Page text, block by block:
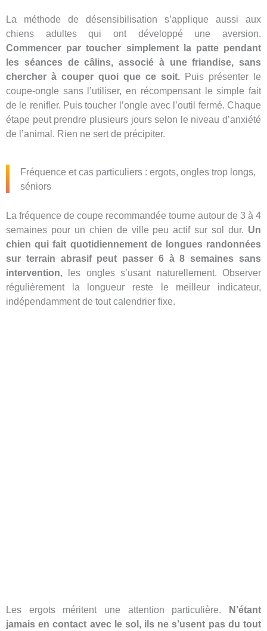
La méthode de désensibilisation s’applique aussi aux
chiens adultes qui ont développé une aversion.
Commencer par toucher simplement la patte pendant
les séances de câlins, associé à une friandise, sans
chercher à couper quoi que ce soit. Puis présenter le
coupe-ongle sans l’utiliser, en récompensant le simple fait
de le renifler. Puis toucher l’ongle avec l’outil fermé. Chaque
étape peut prendre plusieurs jours selon le niveau d’anxiété
de l’animal. Rien ne sert de précipiter.
Fréquence et cas particuliers : ergots, ongles trop longs,
séniors
La fréquence de coupe recommandée tourne autour de 3 à 4
semaines pour un chien de ville peu actif sur sol dur. Un
chien qui fait quotidiennement de longues randonnées
sur terrain abrasif peut passer 6 à 8 semaines sans
intervention, les ongles s’usant naturellement. Observer
régulièrement la longueur reste le meilleur indicateur,
indépendamment de tout calendrier fixe.
Les ergots méritent une attention particulière. N’étant
jamais en contact avec le sol, ils ne s’usent pas du tout